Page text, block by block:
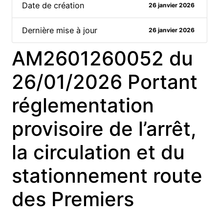
Date de création 26 janvier 2026
Dernière mise à jour 26 janvier 2026
AM2601260052 du
26/01/2026 Portant
réglementation
provisoire de l’arrêt,
la circulation et du
stationnement route
des Premiers